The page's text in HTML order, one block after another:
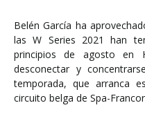
Belén García ha
las W Series 2021 han
principios de agosto en
desconectar y
temporada, que arranca
circuito belga de Spa-